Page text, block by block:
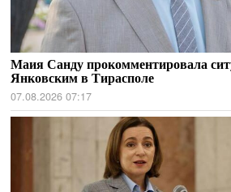
Маия Санду прокомментировала
Янковским в Тирасполе
07.08.2026 07:17